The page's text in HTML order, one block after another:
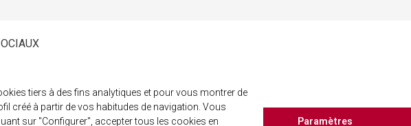
tiers à des fins analytiques et pour vous montrer de
créé à partir de vos habitudes de navigation. Vous
sur "Configurer", accepter tous les cookies en
Paramètres